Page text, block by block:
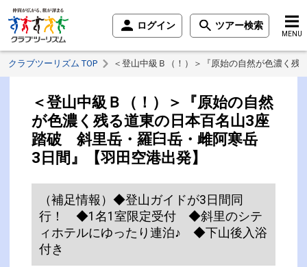
ログイン ツアー検索
MENU
クラブツーリズム TOP ＜登山中級Ｂ（！）＞『原始の自然が色濃く
＜登山中級Ｂ（！）＞『原始の自然
が色濃く残る道東の日本百名山3座
踏破 斜里岳・羅臼岳・雌阿寒岳
3日間』【羽田空港出発】
（補足情報）◆登山ガイドが3日間同
行！ ◆1名1室限定受付 ◆斜里のシテ
ィホテルにゆったり連泊♪ ◆下山後入浴
付き